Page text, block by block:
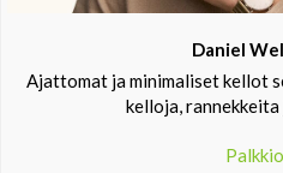
Daniel
Ajattomat ja minimaliset kellot
kelloja, rannekkeita